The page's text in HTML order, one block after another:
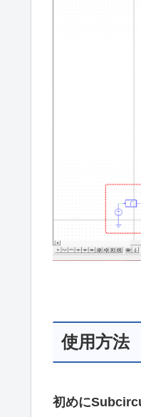
使用方法
初めに